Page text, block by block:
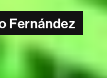
Fernández